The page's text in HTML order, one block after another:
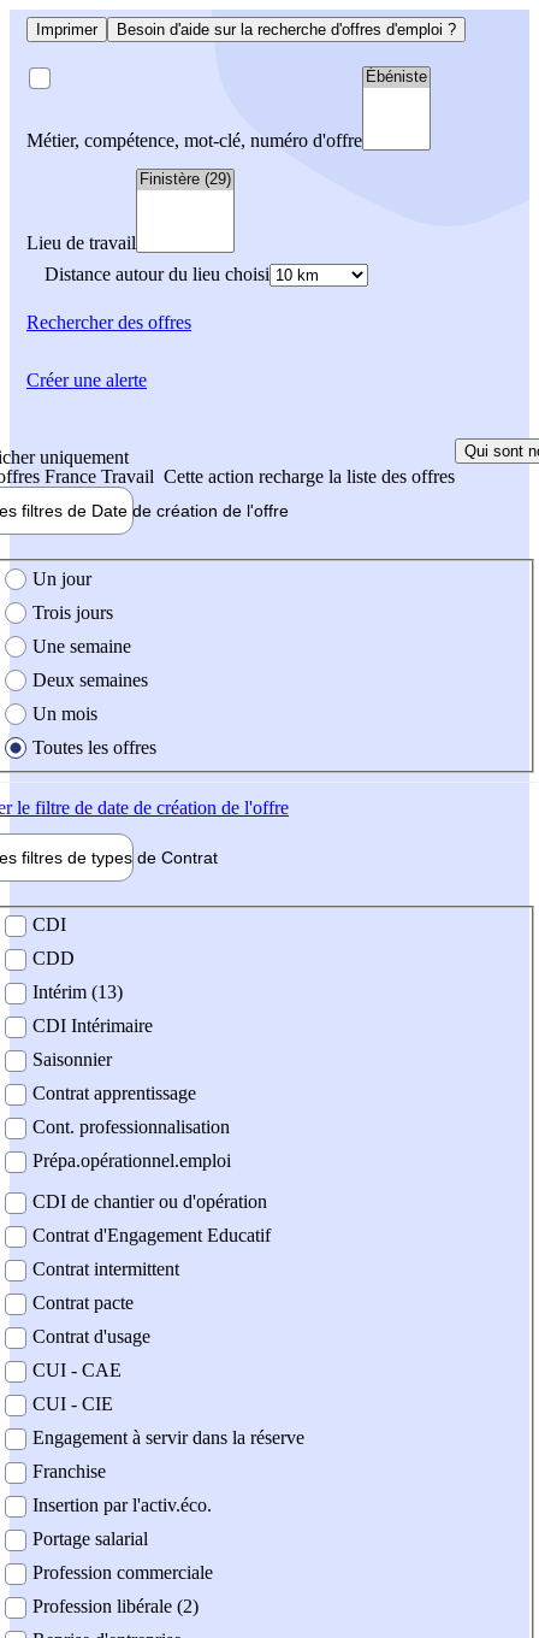
Imprimer Besoin d'aide sur la recherche d'offres d'emploi ?
Métier, compétence, mot-clé, numéro d'offre
Lieu de travail
Distance autour du lieu choisi
Rechercherdes offres
uniquement
France Travail Cette action recharge la liste des offres
Qui sont
filtres de Date de création de l'offre
création de l'offre
Un jour
Trois jours
Une semaine
Deux semaines
Un mois
Toutes les offres
le filtre de date de création de l'offre
filtres de types de Contrat
contrat
CDI
CDD
Intérim (13)
CDI Intérimaire
Saisonnier
Contrat apprentissage
Cont. professionnalisation
Prépa.opérationnel.emploi
CDI de chantier ou d'opération
Contrat d'Engagement Educatif
Contrat intermittent
Contrat pacte
Contrat d'usage
CUI - CAE
CUI - CIE
Engagement à servir dans la réserve
Franchise
Insertion par l'activ.éco.
Portage salarial
Profession commerciale
Profession libérale (2)
Créer une alerte